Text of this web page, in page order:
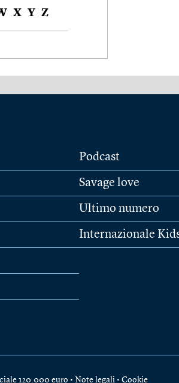
X Y Z
Podcast
Savage love
Ultimo numero
Internazionale
120.000 euro • Note legali • Cookie